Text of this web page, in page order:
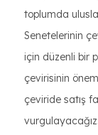
toplumda
Senetelerinin
için düzenli bir
çevirisinin
çeviride satış
vurgulayacağız.